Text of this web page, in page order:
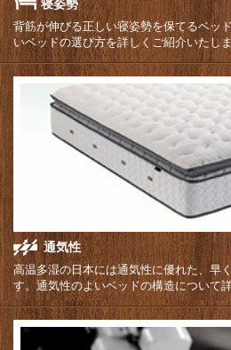
寝姿勢
背筋が伸びる正しい寝姿勢を保てるベッ
いベッドの選び方を詳しくご紹介いたし
通気性
高温多湿の日本には通気性に優れた、早
す。通気性のよいベッドの構造について